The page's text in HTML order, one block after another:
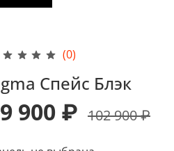
(0)
Спейс Блэк
900 ₽ 102 900 ₽